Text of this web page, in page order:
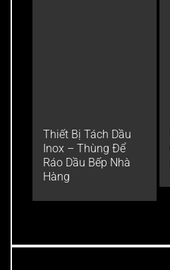
Thiết Bị Tách Dầu
Inox – Thùng Để
Ráo Dầu Bếp Nhà
Hàng